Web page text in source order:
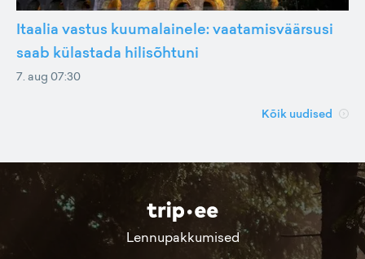
Itaalia vastus kuumalainele: vaatamisväärsusi
saab külastada hilisõhtuni
7. aug 07:30
Kõik uudised
Lennupakkumised